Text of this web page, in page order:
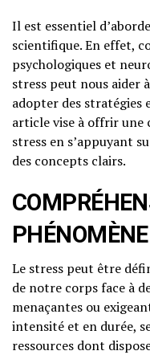
Il est essentiel
scientifique. En effet,
psychologiques et
stress peut nous aider
adopter des stratégies
article vise à offrir une
stress en s’appuyant
des concepts clairs.
PHÉNOMÈNE
Le stress peut être
de notre corps face à
menaçantes ou
intensité et en durée,
ressources dont